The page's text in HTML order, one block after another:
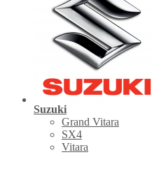
Suzuki
Grand Vitara
SX4
Vitara